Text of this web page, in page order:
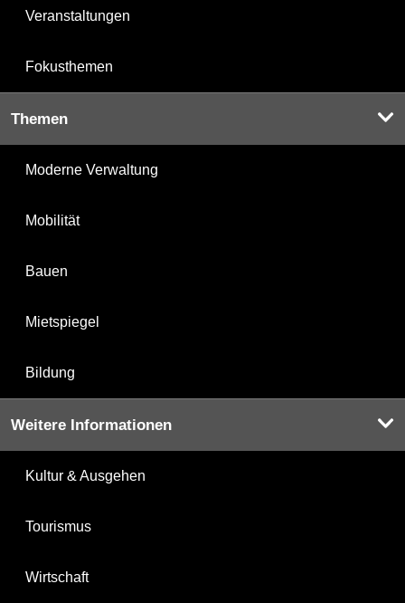
Veranstaltungen
Fokusthemen
Themen
Moderne Verwaltung
Mobilität
Bauen
Mietspiegel
Bildung
Weitere Informationen
Kultur & Ausgehen
Tourismus
Wirtschaft